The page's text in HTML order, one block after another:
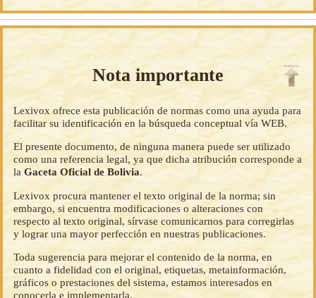
Nota importante
Lexivox ofrece esta publicación de normas como una ayuda para
facilitar su identificación en la búsqueda conceptual vía WEB.
El presente documento, de ninguna manera puede ser utilizado
como una referencia legal, ya que dicha atribución corresponde a
laGaceta Oficial de Bolivia.
Lexivox procura mantener el texto original de la norma; sin
embargo, si encuentra modificaciones o alteraciones con
respecto al texto original, sírvase comunicarnos para corregirlas
y lograr una mayor perfección en nuestras publicaciones.
Toda sugerencia para mejorar el contenido de la norma, en
cuanto a fidelidad con el original, etiquetas, metainformación,
gráficos o prestaciones del sistema, estamos interesados en
conocerla e implementarla.